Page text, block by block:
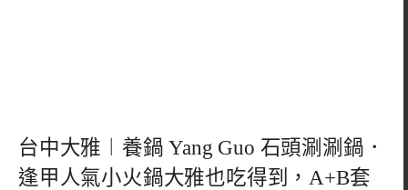
台中大雅︱養鍋 Yang Guo 石頭涮涮鍋．
逢甲人氣小火鍋大雅也吃得到，A+B套